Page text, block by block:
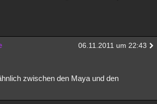
06.11.2011 um 22:43
zwischen den Maya und den